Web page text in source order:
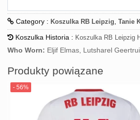
Category : Koszulka RB Leipzig Tanie
Koszulka Historia : Koszulka RB Leipzig
Who Worn: Eljif Elmas, Lutsharel
Produkty powiązane